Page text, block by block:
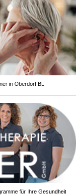
in Oberdorf BL
für Ihre Gesundheit